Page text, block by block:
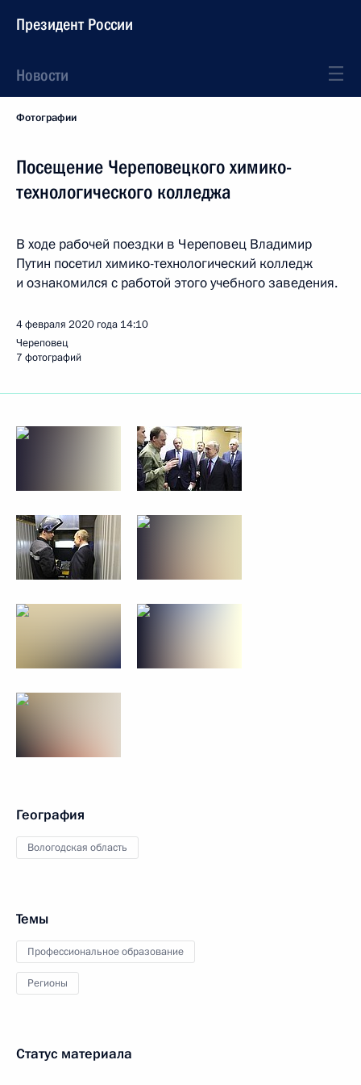
Президент России
Новости
Фотографии
Посещение Череповецкого химико-
технологического колледжа
В ходе рабочей поездки в Череповец Владимир
Путин посетил химико-технологический колледж
и ознакомился с работой этого учебного заведения.
4 февраля 2020 года 14:10
Череповец
7 фотографий
География
Вологодская область
Темы
Профессиональное образование
Регионы
Статус материала